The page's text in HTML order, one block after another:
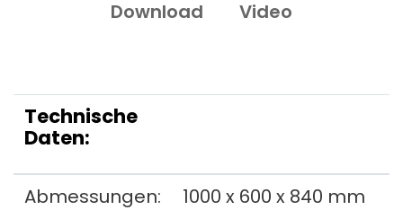
Download Video
Technische
Daten:
Abmessungen: 1000 x 600 x 840 mm